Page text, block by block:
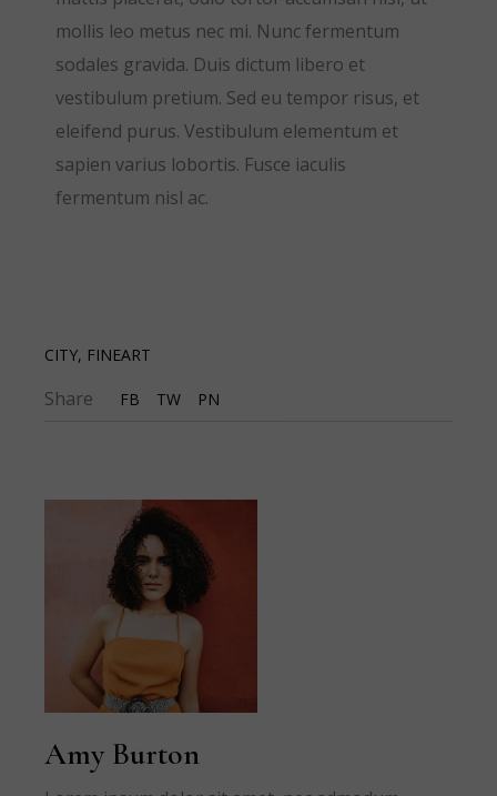
mollis leo metus nec mi. Nunc fermentum
sodales gravida. Duis dictum libero et
vestibulum pretium. Sed eu tempor risus, et
eleifend purus. Vestibulum elementum et
sapien varius lobortis. Fusce iaculis
fermentum nisl ac.
CITY, FINEART
Share FB TW PN
Amy Burton